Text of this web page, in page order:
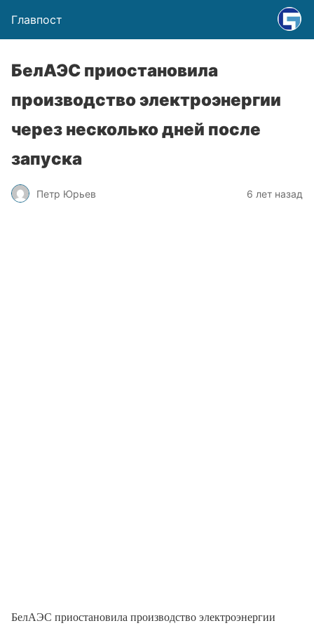
Главпост
БелАЭС приостановила
производство электроэнергии
через несколько дней после
запуска
Петр Юрьев 6 лет назад
БелАЭС приостановила производство электроэнергии